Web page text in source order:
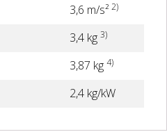
3,6 m/s² 2)
3,4 kg 3)
3,87 kg 4)
2,4 kg/kW